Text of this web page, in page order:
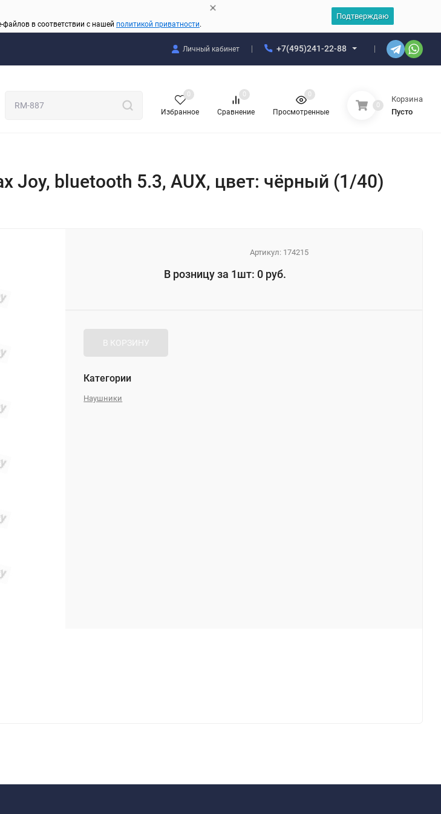
файлов в соответствии с нашей политикой приватности.
Подтверждаю
Личный кабинет +7(495)241-22-88
Избранное
0
Сравнение
0
Просмотренные
0
0
Корзина
Пусто
Joy, bluetooth 5.3, AUX, цвет: чёрный (1/40)
Артикул: 174215
В розницу за 1шт: 0 руб.
В КОРЗИНУ
Категории
Наушники